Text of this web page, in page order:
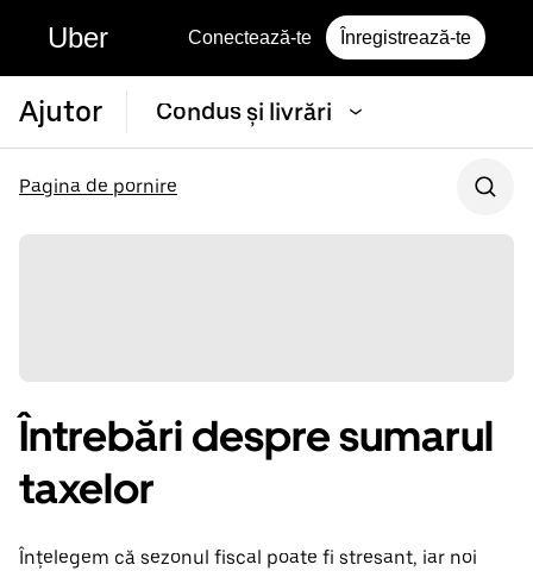
Uber Conectează-te Înregistrează-te
Ajutor Condus și livrări
Pagina de pornire
Întrebări despre sumarul
taxelor
Înțelegem că sezonul fiscal poate fi stresant, iar noi